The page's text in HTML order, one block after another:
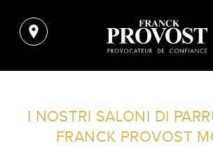
FILTRI AVANZATI
I NOSTRI SALONI DI
FRANCK PROVOST